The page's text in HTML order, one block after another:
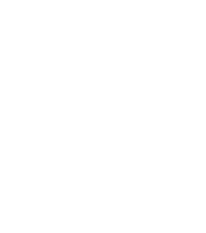
von Inhalten
Statistiken oder Kombinationen von